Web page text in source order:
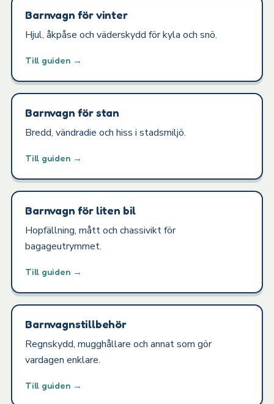
Barnvagn för vinter
Hjul, åkpåse och väderskydd för kyla och snö.
Till guiden →
Barnvagn för stan
Bredd, vändradie och hiss i stadsmiljö.
Till guiden →
Barnvagn för liten bil
Hopfällning, mått och chassivikt för
bagageutrymmet.
Till guiden →
Barnvagnstillbehör
Regnskydd, mugghållare och annat som gör
vardagen enklare.
Till guiden →